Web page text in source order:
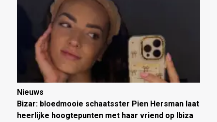
Nieuws
Bizar: bloedmooie schaatsster Pien Hersman laat
heerlijke hoogtepunten met haar vriend op Ibiza